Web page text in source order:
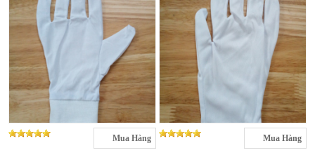
Mua Hàng Mua Hàng